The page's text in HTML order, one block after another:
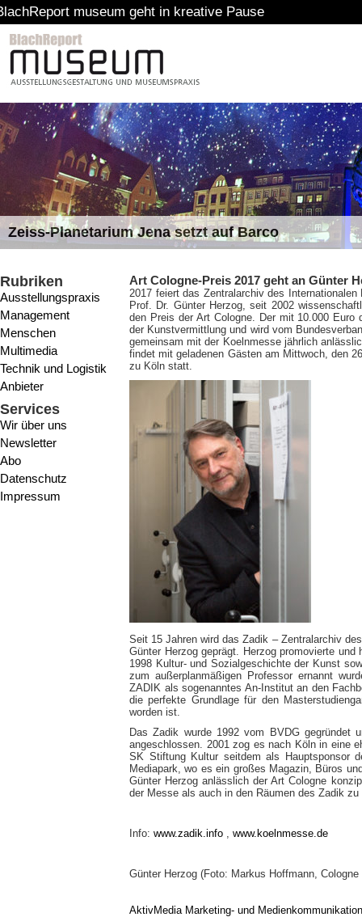
museum geht in kreative Pause
Zeiss-Planetarium Jena setzt auf Barco
Rubriken
Ausstellungspraxis
Management
Menschen
Multimedia
Technik und Logistik
Anbieter
Services
Wir über uns
Newsletter
Abo
Datenschutz
Impressum
Art Cologne-Preis 2017 geht an Günter
2017 feiert das Zentralarchiv des
Prof. Dr. Günter Herzog, seit 2002
den Preis der Art Cologne. Der mit 10.000 Euro
der Kunstvermittlung und wird vom
gemeinsam mit der Koelnmesse jährlich
findet mit geladenen Gästen am Mittwoch, den
zu Köln statt.
Seit 15 Jahren wird das Zadik – Zentralarchiv
Günter Herzog geprägt. Herzog promovierte
1998 Kultur- und Sozialgeschichte der Kunst
zum außerplanmäßigen Professor ernannt
ZADIK als sogenanntes An-Institut an den
die perfekte Grundlage für den
worden ist.
Das Zadik wurde 1992 vom BVDG gegründet
angeschlossen. 2001 zog es nach Köln in eine
SK Stiftung Kultur seitdem als Hauptsponsor
Mediapark, wo es ein großes Magazin, Büros
Günter Herzog anlässlich der Art Cologne
der Messe als auch in den Räumen des Zadik zu
Info: www.zadik.info , www.koelnmesse.de
Günter Herzog (Foto: Markus Hoffmann, Cologne
AktivMedia Marketing- und